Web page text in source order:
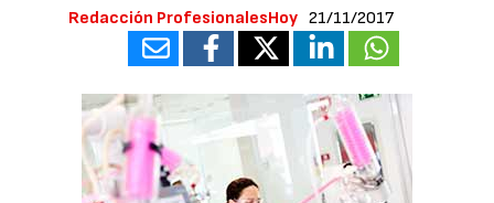
Redacción ProfesionalesHoy 21/11/2017